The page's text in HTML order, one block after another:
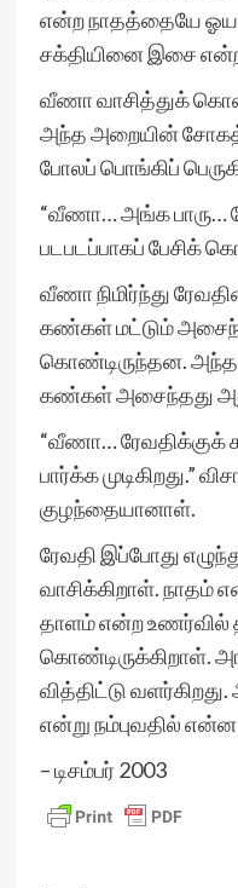
என்ற நாதத்தையே
சக்தியினை இசை
வீணா வாசித்துக்
அந்த அறையின்
போலப் பொங்கிப்
“வீணா… அங்க பாரு…
படபடப்பாகப் பேசிக்
வீணா நிமிர்ந்து
கண்கள் மட்டும்
கொண்டிருந்தன. அந்த
கண்கள் அசைந்தது
“வீணா… ரேவதிக்குக்
பார்க்க முடிகிறது.”
குழந்தையானாள்.
ரேவதி இப்போது
வாசிக்கிறாள். நாதம்
தாளம் என்ற உணர்வில்
கொண்டிருக்கிறாள்.
வித்திட்டு
என்று நம்புவதில் என்ன
– டிசம்பர் 2003